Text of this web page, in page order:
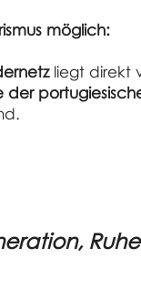
möglich:
liegt direkt